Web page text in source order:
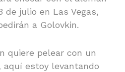
de julio en Las Vegas,
a Golovkin.
quiere pelear con un
aquí estoy levantando